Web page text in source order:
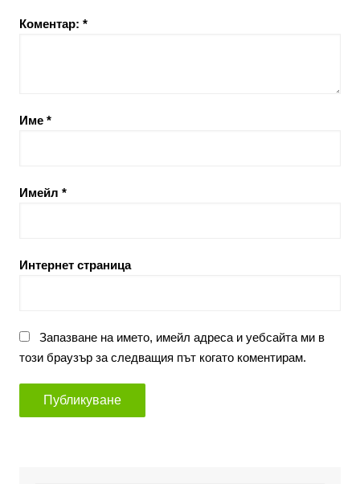
Коментар: *
Име *
Имейл *
Интернет страница
Запазване на името, имейл адреса и уебсайта ми в
този браузър за следващия път когато коментирам.